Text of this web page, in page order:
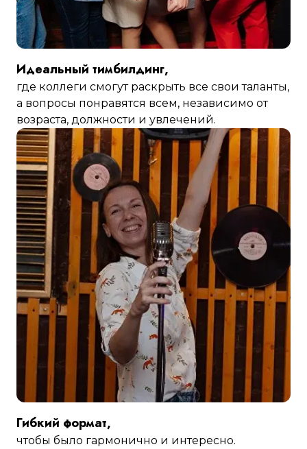
Идеальный тимбилдинг,
где коллеги смогут раскрыть все свои таланты,
а вопросы понравятся всем, независимо от
возраста, должности и увлечений.
Гибкий формат,
чтобы было гармонично и интересно.